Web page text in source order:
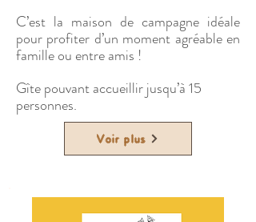
C’est la maison de campagne idéale
pour profiter d’un moment agréable en
famille ou entre amis !
Gîte pouvant accueillir jusqu’à 15
personnes.
Voir plus